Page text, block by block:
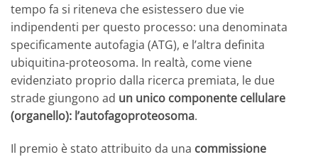
tempo fa si riteneva che esistessero due vie
indipendenti per questo processo: una denominata
specificamente autofagia (ATG), e l’altra definita
ubiquitina-proteosoma. In realtà, come viene
evidenziato proprio dalla ricerca premiata, le due
strade giungono ad un unico componente cellulare
(organello): l’autofagoproteosoma.
Il premio è stato attribuito da una commissione